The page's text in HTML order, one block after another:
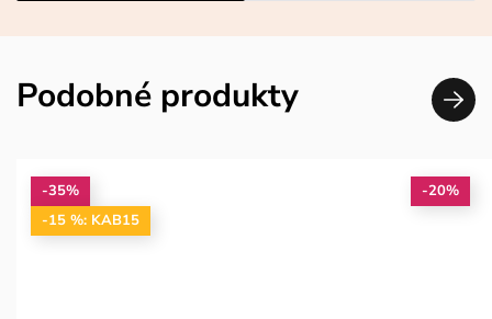
Podobné produkty
-35%
-15 %: KAB15
-20%